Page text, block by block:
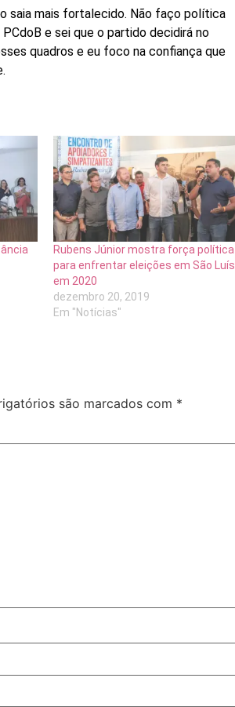
saia mais fortalecido. Não faço política
e sei que o partido decidirá no
quadros e eu foco na confiança que
Rubens Júnior mostra força política
para enfrentar eleições em São Luís
em 2020
dezembro 20, 2019
Em "Notícias"
são marcados com *